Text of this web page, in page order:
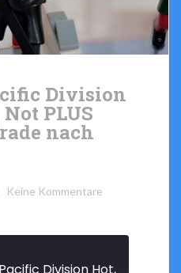
Division
PLUS
nach
Keine Kommentare